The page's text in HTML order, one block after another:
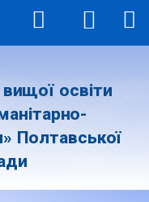
освіти
Полтавської